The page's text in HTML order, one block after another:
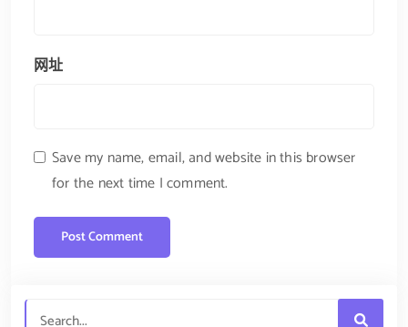
网址
Save my name, email, and website in this browser
for the next time I comment.